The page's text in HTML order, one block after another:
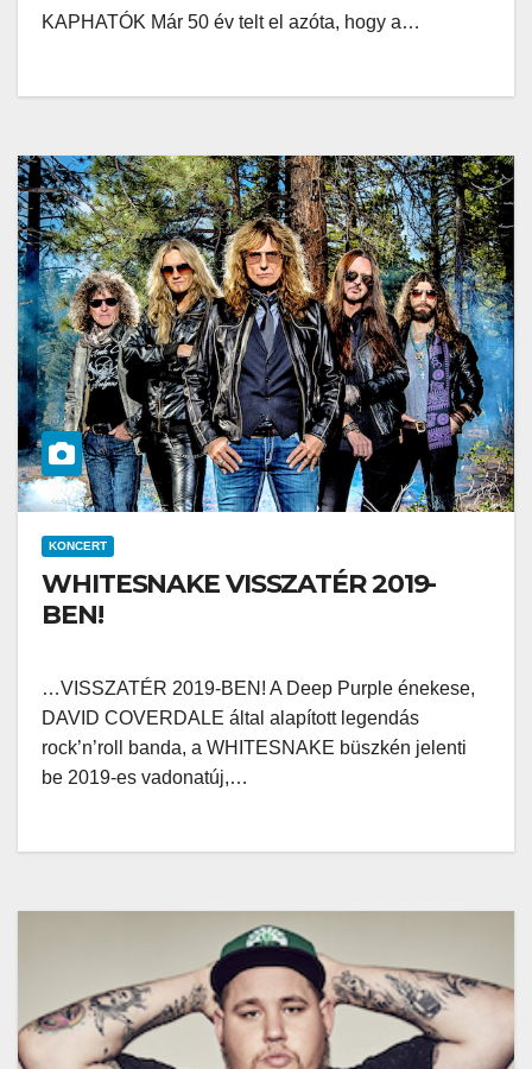
KAPHATÓK Már 50 év telt el azóta, hogy a…
KONCERT
WHITESNAKE VISSZATÉR 2019-
BEN!
…VISSZATÉR 2019-BEN! A Deep Purple énekese,
DAVID COVERDALE által alapított legendás
rock’n’roll banda, a WHITESNAKE büszkén jelenti
be 2019-es vadonatúj,…